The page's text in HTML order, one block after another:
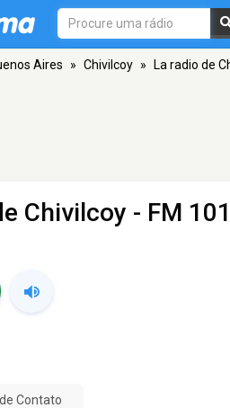
Aires » Chivilcoy » La radio de
Chivilcoy - FM
Contato